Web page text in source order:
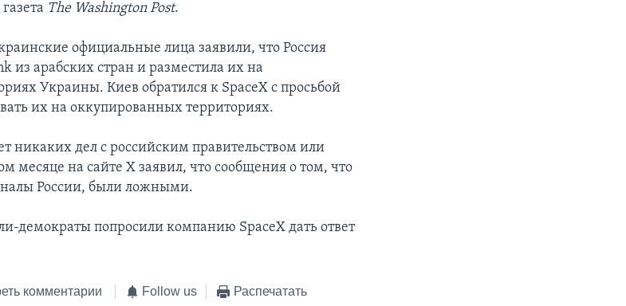
The Washington Post.
официальные лица заявили, что Россия
из арабских стран и разместила их на
Украины. Киев обратился к SpaceX с просьбой
их на оккупированных территориях.
никаких дел с российским правительством или
месяце на сайте X заявил, что сообщения о том, что
России, были ложными.
демократы попросили компанию SpaceX дать ответ
комментарии Follow us Распечатать